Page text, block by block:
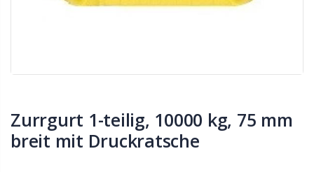
Zurrgurt 1-teilig, 10000 kg, 75 mm
breit mit Druckratsche